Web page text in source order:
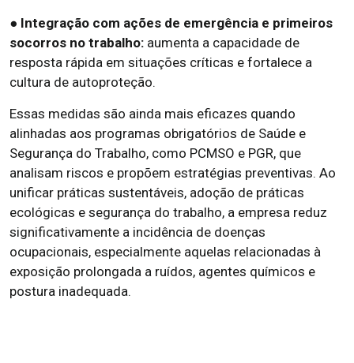
● Integração com ações de emergência e primeiros
socorros no trabalho: aumenta a capacidade de
resposta rápida em situações críticas e fortalece a
cultura de autoproteção.
Essas medidas são ainda mais eficazes quando
alinhadas aos programas obrigatórios de Saúde e
Segurança do Trabalho, como PCMSO e PGR, que
analisam riscos e propõem estratégias preventivas. Ao
unificar práticas sustentáveis, adoção de práticas
ecológicas e segurança do trabalho, a empresa reduz
significativamente a incidência de doenças
ocupacionais, especialmente aquelas relacionadas à
exposição prolongada a ruídos, agentes químicos e
postura inadequada.